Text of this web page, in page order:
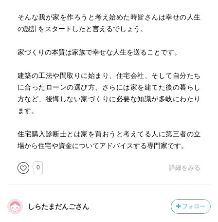
えることになります。
最低でも床面積の10%を収納に使えればベストでしょう。
るだけでなく、スペースに余裕が生まれます。さらに、採
光、通風、外観の観点から考えた窓の配置まで着目してい
ただければ、満足できるお家になることは間違いないでし
ょう。
p138
ただし、いくら将来を見通した計画を立てても、長い人
分の家計のキャッシュフローは半年ごとに見直していま
p139
また持ち家であれば、住宅ローンが終わればランニングコ
そんな我が家を作ろうと考え始めた時皆さんは幸せの人生
の設計をスタートしたと言えるでしょう。
家づくりの本質は家族で幸せな人生を送ることです。
建築の工法や間取りに始まり、住宅会社、そして自分たち
に合ったローンの選び方、さらには家を建てた後の暮らし
方など、後悔しない家づくりに必要な知識が多岐にわたり
ます。
住宅購入診断士とは家を買おうと考えてる人に第三者の立
場から住宅や資金についてアドバイスする専門家です。
0 詳細をみる
しらたまだんごさん フォロー